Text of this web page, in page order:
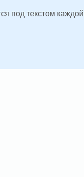
под текстом каждой